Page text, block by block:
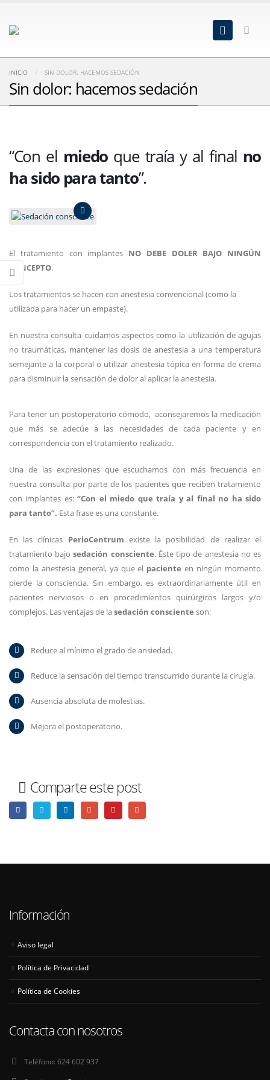
INICIO SIN DOLOR: HACEMOS SEDACIÓN
Sin dolor: hacemos sedación
“Con el miedo que traía y al final no
ha sido para tanto”.
El tratamiento con implantes NO DEBE DOLER BAJO NINGÚN
CONCEPTO.
Los tratamientos se hacen con anestesia convencional (como la
utilizada para hacer un empaste).
En nuestra consulta cuidamos aspectos como la utilización de agujas
no traumáticas, mantener las dosis de anestesia a una temperatura
semejante a la corporal o utilizar anestesia tópica en forma de crema
para disminuir la sensación de dolor al aplicar la anestesia.
Para tener un postoperatorio cómodo, aconsejaremos la medicación
que más se adecúe a las necesidades de cada paciente y en
correspondencia con el tratamiento realizado.
Una de las expresiones que escuchamos con más frecuencia en
nuestra consulta por parte de los pacientes que reciben tratamiento
con implantes es:“Con el miedo que traía y al final no ha sido
para tanto”. Esta frase es una constante.
En las clínicas PerioCentrum existe la posibilidad de realizar el
tratamiento bajosedación consciente. Éste tipo de anestesia no es
como la anestesia general, ya que el paciente en ningún momento
pierde la consciencia. Sin embargo, es extraordinariamente útil en
pacientes nerviosos o en procedimientos quirúrgicos largos y/o
complejos. Las ventajas de lasedación consciente son:
Reduce al mínimo el grado de ansiedad.
Reduce la sensación del tiempo transcurrido durante la cirugía.
Ausencia absoluta de molestias.
Mejora el postoperatorio.
Comparte este post
Información
Aviso legal
Política de Privacidad
Política de Cookies
Contacta con nosotros
Teléfono: 624 602 937